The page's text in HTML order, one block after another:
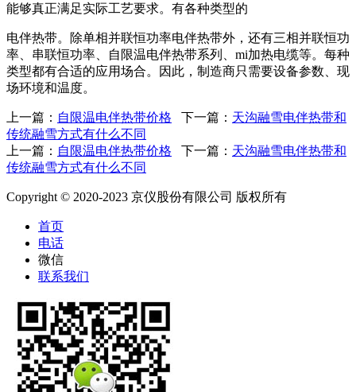
能够真正满足实际工艺要求。有各种类型的
电伴热带。除单相并联恒功率电伴热带外，还有三相并联恒功
率、串联恒功率、自限温电伴热带系列、mi加热电缆等。每种
类型都有合适的应用场合。因此，制造商只需要设备参数、现
场环境和温度。
上一篇： 自限温电伴热带价格 下一篇： 天沟融雪电伴热带和
传统融雪方式有什么不同
上一篇： 自限温电伴热带价格 下一篇： 天沟融雪电伴热带和
传统融雪方式有什么不同
Copyright © 2020-2023 京仪股份有限公司 版权所有
首页
电话
微信
联系我们